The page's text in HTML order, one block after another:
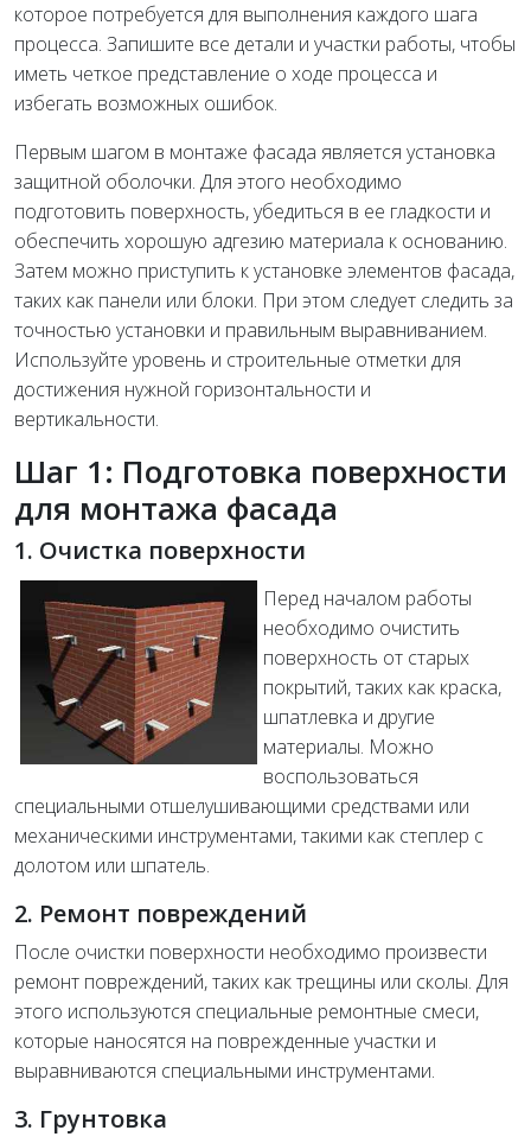
которое потребуется для выполнения каждого шага
процесса. Запишите все детали и участки работы, чтобы
иметь четкое представление о ходе процесса и
избегать возможных ошибок.
Первым шагом в монтаже фасада является установка
защитной оболочки. Для этого необходимо
подготовить поверхность, убедиться в ее гладкости и
обеспечить хорошую адгезию материала к основанию.
Затем можно приступить к установке элементов фасада,
таких как панели или блоки. При этом следует следить за
точностью установки и правильным выравниванием.
Используйте уровень и строительные отметки для
достижения нужной горизонтальности и
вертикальности.
Шаг 1: Подготовка поверхности
для монтажа фасада
1. Очистка поверхности
Перед началом работы
необходимо очистить
поверхность от старых
покрытий, таких как краска,
шпатлевка и другие
материалы. Можно
воспользоваться
специальными отшелушивающими средствами или
механическими инструментами, такими как степлер с
долотом или шпатель.
2. Ремонт повреждений
После очистки поверхности необходимо произвести
ремонт повреждений, таких как трещины или сколы. Для
этого используются специальные ремонтные смеси,
которые наносятся на поврежденные участки и
выравниваются специальными инструментами.
3. Грунтовка